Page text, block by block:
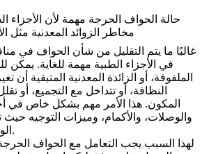
مخاطر الزوائد المعدنية مثل
غالبًا ما يتم التقليل من شأن الحواف في
في الأجزاء الطبية مهمة للغاية. يمكن
الملفوفة، أو الزائدة المعدنية المتبقية أن
النظافة، أو تتداخل مع التجميع، أو
المكون. هذا الأمر مهم بشكل خاص في
والوصلات، والأكمام، وميزات التوجيه
الوظيفة التشغيلية للجزء.
لهذا السبب يجب التعامل مع الحواف